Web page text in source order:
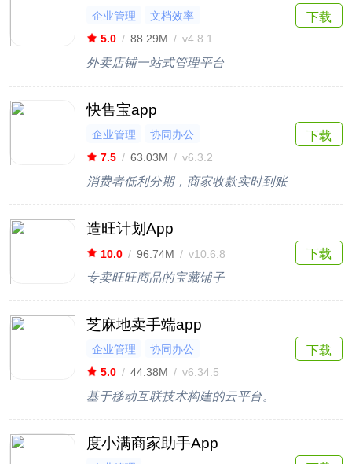
企业管理
文档效率
5.0 / 88.29M / v4.8.1
外卖店铺一站式管理平台
下载
快售宝app
企业管理
协同办公
7.5 / 63.03M / v6.3.2
消费者低利分期，商家收款实时到账
下载
造旺计划App
10.0 / 96.74M / v10.6.8
专卖旺旺商品的宝藏铺子
下载
芝麻地卖手端app
企业管理
协同办公
5.0 / 44.38M / v6.34.5
基于移动互联技术构建的云平台。
下载
度小满商家助手App